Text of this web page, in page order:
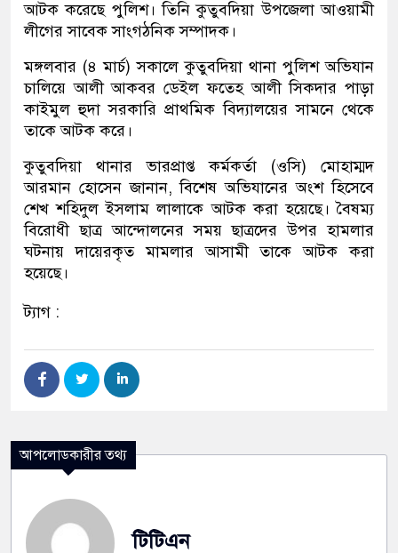
আটক করেছে পুলিশ। তিনি কুতুবদিয়া উপজেলা আওয়ামী
লীগের সাবেক সাংগঠনিক সম্পাদক।
মঙ্গলবার (৪ মার্চ) সকালে কুতুবদিয়া থানা পুলিশ অভিযান
চালিয়ে আলী আকবর ডেইল ফতেহ আলী সিকদার পাড়া
কাইমুল হুদা সরকারি প্রাথমিক বিদ্যালয়ের সামনে থেকে
তাকে আটক করে।
কুতুবদিয়া থানার ভারপ্রাপ্ত কর্মকর্তা (ওসি) মোহাম্মদ
আরমান হোসেন জানান, বিশেষ অভিযানের অংশ হিসেবে
শেখ শহিদুল ইসলাম লালাকে আটক করা হয়েছে। বৈষম্য
বিরোধী ছাত্র আন্দোলনের সময় ছাত্রদের উপর হামলার
ঘটনায় দায়েরকৃত মামলার আসামী তাকে আটক করা
হয়েছে।
ট্যাগ :
আপলোডকারীর তথ্য
টিটিএন